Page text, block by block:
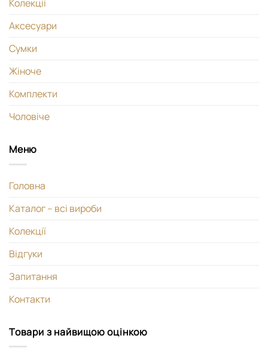
Колекціі
Аксесуари
Сумки
Жіноче
Комплекти
Чоловіче
Меню
Головна
Каталог – всі вироби
Колекції
Відгуки
Запитання
Контакти
Товари з найвищою оцінкою